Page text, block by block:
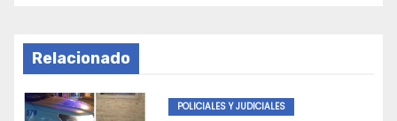
Relacionado
POLICIALES Y JUDICIALES